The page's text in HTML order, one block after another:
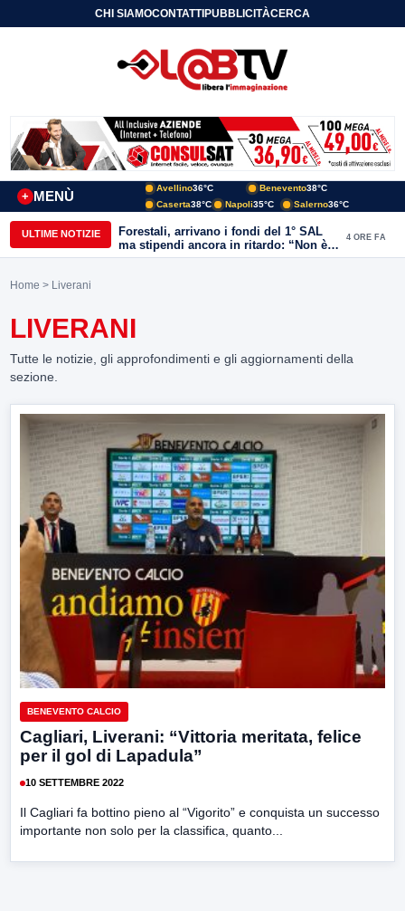
CHI SIAMOCONTATTIPUBBLICITÀCERCA
MENÙ
+
Avellino36°C Benevento38°C
Caserta38°C Napoli35°C Salerno36°C
ULTIME NOTIZIE
Forestali, arrivano i fondi del 1° SAL
ma stipendi ancora in ritardo: “Non è
più sostenibile”
4 ORE FA
Home > Liverani
LIVERANI
Tutte le notizie, gli approfondimenti e gli aggiornamenti della
sezione.
BENEVENTO CALCIO
Cagliari, Liverani: “Vittoria meritata, felice
per il gol di Lapadula”
10 SETTEMBRE 2022
Il Cagliari fa bottino pieno al “Vigorito” e conquista un successo
importante non solo per la classifica, quanto...